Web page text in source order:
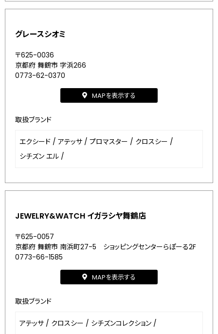
グレースシオミ
〒625-0036
京都府 舞鶴市 字浜266
0773-62-0370
MAPを表示する
取扱ブランド
エクシード / アテッサ / プロマスター / クロスシー /
シチズン エル /
JEWELRY&WATCH イガラシヤ舞鶴店
〒625-0057
京都府 舞鶴市 南浜町27-5 ショッピングセンターらぽーる2F
0773-66-1585
MAPを表示する
取扱ブランド
アテッサ / クロスシー / シチズンコレクション /